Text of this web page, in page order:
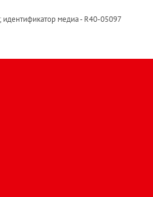
медиа - R40-05097